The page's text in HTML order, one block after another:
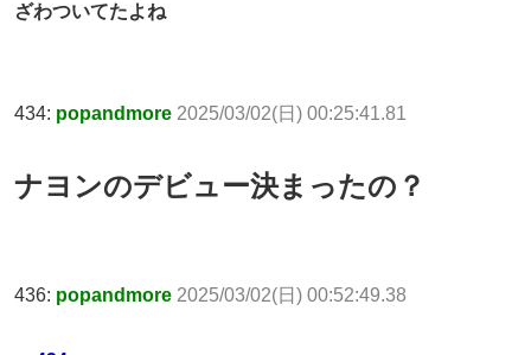
ざわついてたよね
434: popandmore 2025/03/02(日) 00:25:41.81
ナヨンのデビュー決まったの？
436: popandmore 2025/03/02(日) 00:52:49.38